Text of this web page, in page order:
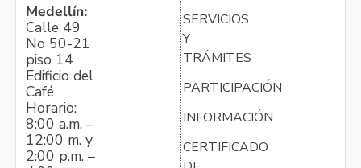
Medellín:
Calle 49
No 50-21
piso 14
Edificio del
Café
Horario:
8:00 a.m. –
12:00 m. y
2:00 p.m. –
SERVICIOS
Y
TRÁMITES
PARTICIPACIÓN
INFORMACIÓN
CERTIFICADO